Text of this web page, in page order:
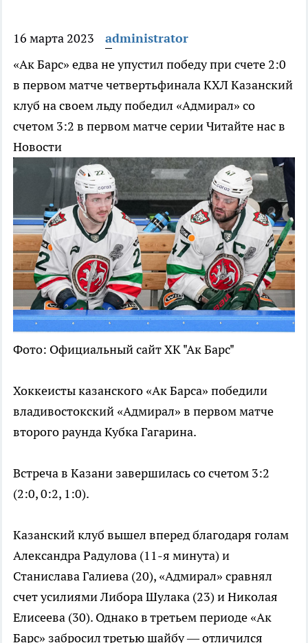
16 марта 2023
administrator
«Ак Барс» едва не упустил победу при счете 2:0
в первом матче четвертьфинала КХЛКазанский
клуб на своем льду победил «Адмирал» со
счетом 3:2 в первом матче серииЧитайте нас в
Новости
Фото: Официальный сайт ХК "Ак Барс"
Хоккеисты казанского «Ак Барса» победили
владивостокский «Адмирал» в первом матче
второго раунда Кубка Гагарина.
Встреча в Казани завершилась со счетом 3:2
(2:0, 0:2, 1:0).
Казанский клуб вышел вперед благодаря голам
Александра Радулова (11-я минута) и
Станислава Галиева (20), «Адмирал» сравнял
счет усилиями Либора Шулака (23) и Николая
Елисеева (30). Однако в третьем периоде «Ак
Барс» забросил третью шайбу — отличился